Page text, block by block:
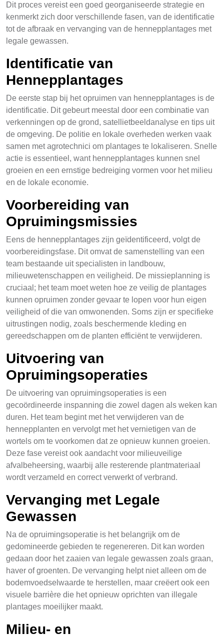
Dit proces vereist een goed georganiseerde strategie en
kenmerkt zich door verschillende fasen, van de identificatie
tot de afbraak en vervanging van de hennepplantages met
legale gewassen.
Identificatie van
Hennepplantages
De eerste stap bij het opruimen van hennepplantages is de
identificatie. Dit gebeurt meestal door een combinatie van
verkenningen op de grond, satellietbeeldanalyse en tips uit
de omgeving. De politie en lokale overheden werken vaak
samen met agrotechnici om plantages te lokaliseren. Snelle
actie is essentieel, want hennepplantages kunnen snel
groeien en een ernstige bedreiging vormen voor het milieu
en de lokale economie.
Voorbereiding van
Opruimingsmissies
Eens de hennepplantages zijn geïdentificeerd, volgt de
voorbereidingsfase. Dit omvat de samenstelling van een
team bestaande uit specialisten in landbouw,
milieuwetenschappen en veiligheid. De missieplanning is
cruciaal; het team moet weten hoe ze veilig de plantages
kunnen opruimen zonder gevaar te lopen voor hun eigen
veiligheid of die van omwonenden. Soms zijn er specifieke
uitrustingen nodig, zoals beschermende kleding en
gereedschappen om de planten efficiënt te verwijderen.
Uitvoering van
Opruimingsoperaties
De uitvoering van opruimingsoperaties is een
gecoördineerde inspanning die zowel dagen als weken kan
duren. Het team begint met het verwijderen van de
hennepplanten en vervolgt met het vernietigen van de
wortels om te voorkomen dat ze opnieuw kunnen groeien.
Deze fase vereist ook aandacht voor milieuveilige
afvalbeheersing, waarbij alle resterende plantmateriaal
wordt verzameld en correct verwerkt of verbrand.
Vervanging met Legale
Gewassen
Na de opruimingsoperatie is het belangrijk om de
gedomineerde gebieden te regenereren. Dit kan worden
gedaan door het zaaien van legale gewassen zoals graan,
haver of groenten. De vervanging helpt niet alleen om de
bodemvoedselwaarde te herstellen, maar creëert ook een
visuele barrière die het opnieuw oprichten van illegale
plantages moeilijker maakt.
Milieu- en